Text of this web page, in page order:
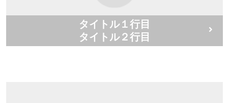
タイトル１行目
タイトル２行目